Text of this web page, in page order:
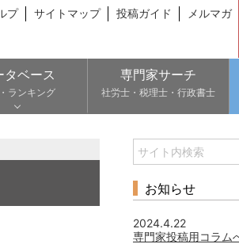
プ サイトマップ 投稿ガイド メルマガ
タベース
ランキング
専門家サーチ
社労士・税理士・行政書士
お知らせ
2024.4.22
専門家投稿用コラム